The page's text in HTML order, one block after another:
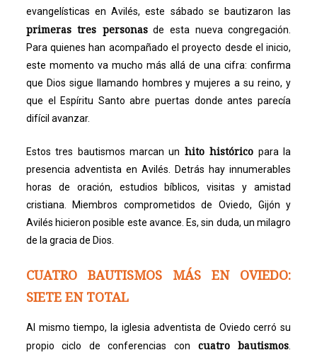
evangelísticas en Avilés, este sábado se bautizaron las
primeras tres personasde esta nueva congregación.
Para quienes han acompañado el proyecto desde el inicio,
este momento va mucho más allá de una cifra: confirma
que Dios sigue llamando hombres y mujeres a su reino, y
que el Espíritu Santo abre puertas donde antes parecía
difícil avanzar.
Estos tres bautismos marcan un hito histórico para la
presencia adventista en Avilés. Detrás hay innumerables
horas de oración, estudios bíblicos, visitas y amistad
cristiana. Miembros comprometidos de Oviedo, Gijón y
Avilés hicieron posible este avance. Es, sin duda, un milagro
de la gracia de Dios.
CUATRO BAUTISMOS MÁS EN OVIEDO:
SIETE EN TOTAL
Al mismo tiempo, la iglesia adventista de Oviedo cerró su
propio ciclo de conferencias con cuatro bautismos